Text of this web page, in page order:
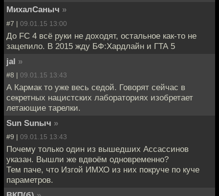
МихалСаныч »
#7 | 09.01.15 13:00
До FC 4 всё руки не доходят, остальное как-то не
зацепило. В 2015 жду БФ:Хардлайн и ГТА 5
jal »
#8 | 09.01.15 13:43
А Кармак то уже весь седой. Говорят сейчас в
секретных нацистских лабораториях изобретает
летающие тарелки.
Sun Sunыч »
#9 | 09.01.15 13:43
Почему только один из вышедших Ассассинов
указан. Вышли же вдвоём одновременно?
Тем паче, что Изгой ИМХО из них покруче по куче
параметров.